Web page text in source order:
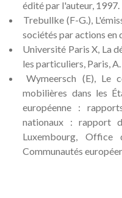
édité par l'auteur, 1997.
Trebullke (F-G.),
sociétés par actions en
Université Paris X, La
les particuliers, Paris,
Wymeersch (E), Le
mobilières dans les
européenne :
nationaux : rapport
Luxembourg, Office
Communautés